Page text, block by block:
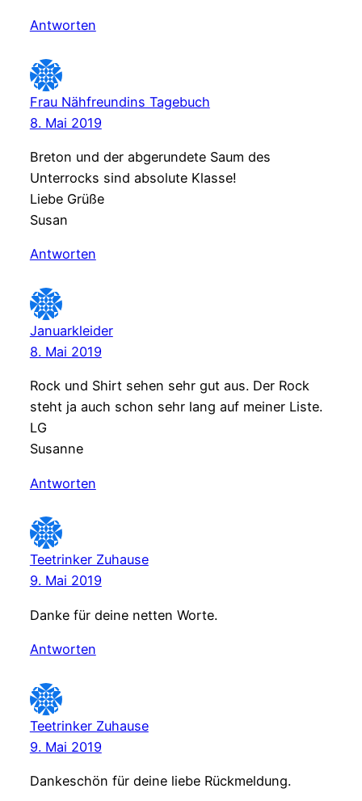
Antworten
Frau Nähfreundins Tagebuch
8. Mai 2019
Breton und der abgerundete Saum des
Unterrocks sind absolute Klasse!
Liebe Grüße
Susan
Antworten
Januarkleider
8. Mai 2019
Rock und Shirt sehen sehr gut aus. Der Rock
steht ja auch schon sehr lang auf meiner Liste.
LG
Susanne
Antworten
Teetrinker Zuhause
9. Mai 2019
Danke für deine netten Worte.
Antworten
Teetrinker Zuhause
9. Mai 2019
Dankeschön für deine liebe Rückmeldung.